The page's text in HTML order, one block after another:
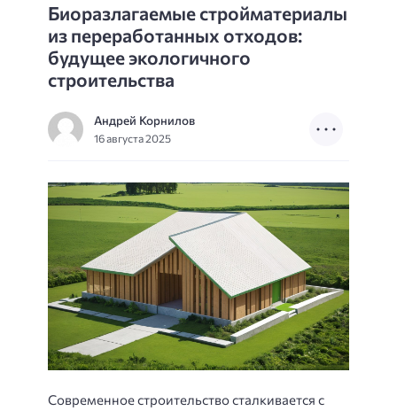
Биоразлагаемые стройматериалы
из переработанных отходов:
будущее экологичного
строительства
Андрей Корнилов
16 августа 2025
Современное строительство сталкивается с